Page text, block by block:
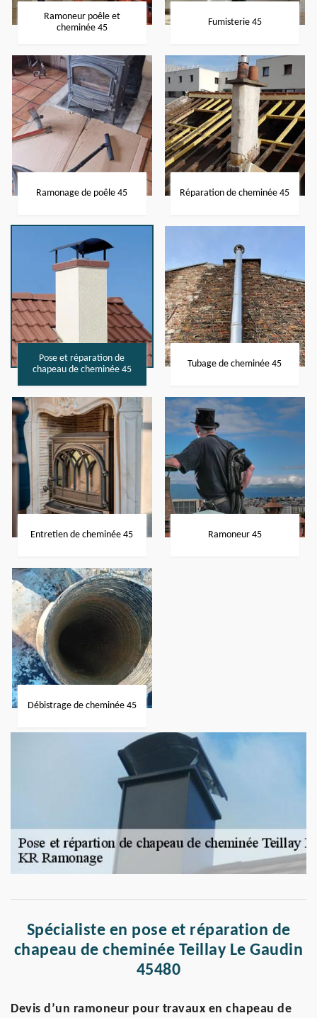
Ramoneur poêle et
cheminée 45
Fumisterie 45
Ramonage de poêle 45 Réparation de cheminée 45
Pose et réparation de
chapeau de cheminée 45
Tubage de cheminée 45
Entretien de cheminée 45 Ramoneur 45
Débistrage de cheminée 45
Spécialiste en pose et réparation de
chapeau de cheminée Teillay Le Gaudin
45480
Devis d’un ramoneur pour travaux en chapeau de